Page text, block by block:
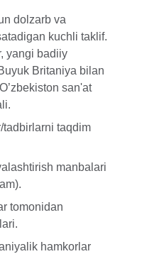
dolzarb va
kuchli taklif.
yangi badiiy
Britaniya bilan
san'at
taqdim
manbalari
tomonidan
hamkorlar